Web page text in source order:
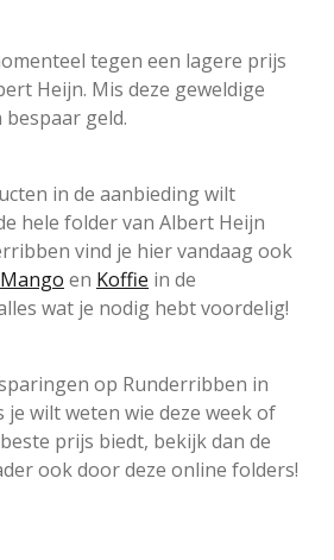
tegen een lagere prijs
Heijn. Mis deze geweldige
geld.
in de aanbieding wilt
hele folder van Albert Heijn
vind je hier vandaag ook
Mango en Koffie in de
wat je nodig hebt voordelig!
op Runderribben in
je wilt weten wie deze week of
prijs biedt, bekijk dan de
ook door deze online folders!